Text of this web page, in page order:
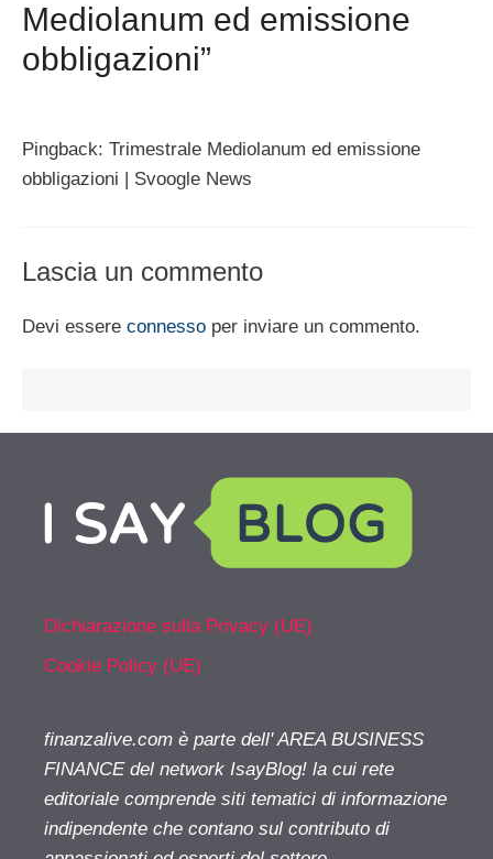
Mediolanum ed emissione
obbligazioni”
Pingback: Trimestrale Mediolanum ed emissione
obbligazioni | Svoogle News
Lascia un commento
Devi essere connesso per inviare un commento.
Dichiarazione sulla Privacy (UE)
Cookie Policy (UE)
finanzalive.com è parte dell' AREA BUSINESS
FINANCE del network IsayBlog! la cui rete
editoriale comprende siti tematici di informazione
indipendente che contano sul contributo di